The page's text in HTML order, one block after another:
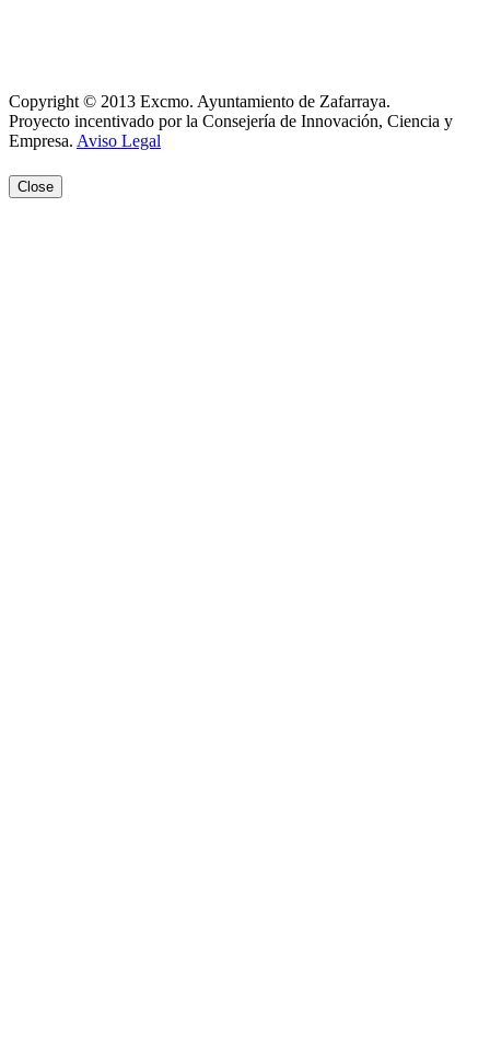
Copyright © 2013 Excmo. Ayuntamiento de Zafarraya.
Proyecto incentivado por la Consejería de Innovación, Ciencia y
Empresa. Aviso Legal
Close